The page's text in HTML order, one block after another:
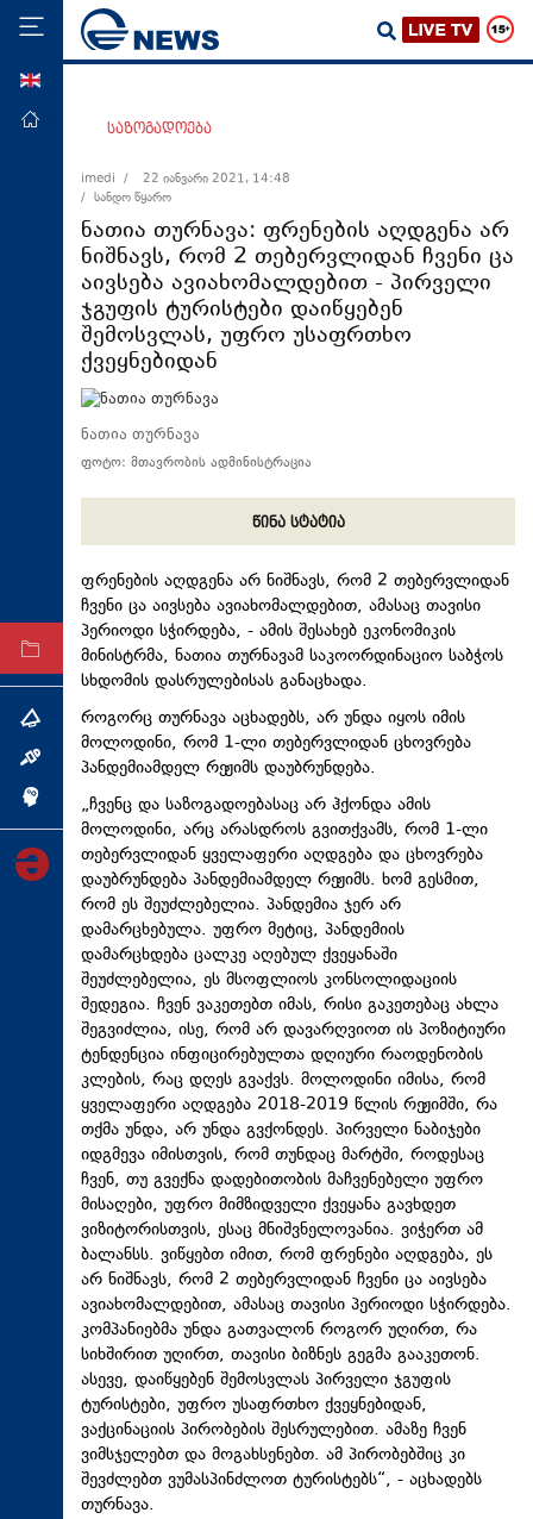
მთავარი
ეკონომიკა
მსოფლიო
ჯანდაცვა
საზოგადოება
სამართალი
თავდაცვა
რეგიონი
ტაბლოიდი
არქივი
თემა
ინტერვიუ
ინქვიზიცია
საზოგადოება
imedi /
22 იანვარი 2021, 14:48
/ სანდო წყარო
ნათია თურნავა: ფრენების აღდგენა არ
ნიშნავს, რომ 2 თებერვლიდან ჩვენი ცა
აივსება ავიახომალდებით - პირველი
ჯგუფის ტურისტები დაიწყებენ
შემოსვლას, უფრო უსაფრთხო
ქვეყნებიდან
ნათია თურნავა
ფოტო: მთავრობის ადმინისტრაცია
წინა სტატია
ფრენების აღდგენა არ ნიშნავს, რომ 2 თებერვლიდან
ჩვენი ცა აივსება ავიახომალდებით, ამასაც თავისი
პერიოდი სჭირდება, - ამის შესახებ ეკონომიკის
მინისტრმა, ნათია თურნავამ საკოორდინაციო საბჭოს
სხდომის დასრულებისას განაცხადა.
როგორც თურნავა აცხადებს, არ უნდა იყოს იმის
მოლოდინი, რომ 1-ლი თებერვლიდან ცხოვრება
პანდემიამდელ რეჟიმს დაუბრუნდება.
„ჩვენც და საზოგადოებასაც არ ჰქონდა ამის
მოლოდინი, არც არასდროს გვითქვამს, რომ 1-ლი
თებერვლიდან ყველაფერი აღდგება და ცხოვრება
დაუბრუნდება პანდემიამდელ რეჟიმს. ხომ გესმით,
რომ ეს შეუძლებელია. პანდემია ჯერ არ
დამარცხებულა. უფრო მეტიც, პანდემიის
დამარცხდება ცალკე აღებულ ქვეყანაში
შეუძლებელია, ეს მსოფლიოს კონსოლიდაციის
შედეგია. ჩვენ ვაკეთებთ იმას, რისი გაკეთებაც ახლა
შეგვიძლია, ისე, რომ არ დავარღვიოთ ის პოზიტიური
ტენდენცია ინფიცირებულთა დღიური რაოდენობის
კლების, რაც დღეს გვაქვს. მოლოდინი იმისა, რომ
ყველაფერი აღდგება 2018-2019 წლის რეჟიმში, რა
თქმა უნდა, არ უნდა გვქონდეს. პირველი ნაბიჯები
იდგმევა იმისთვის, რომ თუნდაც მარტში, როდესაც
ჩვენ, თუ გვექნა დადებითობის მაჩვენებელი უფრო
მისაღები, უფრო მიმზიდველი ქვეყანა გავხდეთ
ვიზიტორისთვის, ესაც მნიშვნელოვანია. ვიჭერთ ამ
ბალანსს. ვიწყებთ იმით, რომ ფრენები აღდგება, ეს
არ ნიშნავს, რომ 2 თებერვლიდან ჩვენი ცა აივსება
ავიახომალდებით, ამასაც თავისი პერიოდი სჭირდება.
კომპანიებმა უნდა გათვალონ როგორ უღირთ, რა
სიხშირით უღირთ, თავისი ბიზნეს გეგმა გააკეთონ.
ასევე, დაიწყებენ შემოსვლას პირველი ჯგუფის
ტურისტები, უფრო უსაფრთხო ქვეყნებიდან,
ვაქცინაციის პირობების შესრულებით. ამაზე ჩვენ
ვიმსჯელებთ და მოგახსენებთ. ამ პირობებშიც კი
შევძლებთ ვუმასპინძლოთ ტურისტებს“, - აცხადებს
თურნავა.